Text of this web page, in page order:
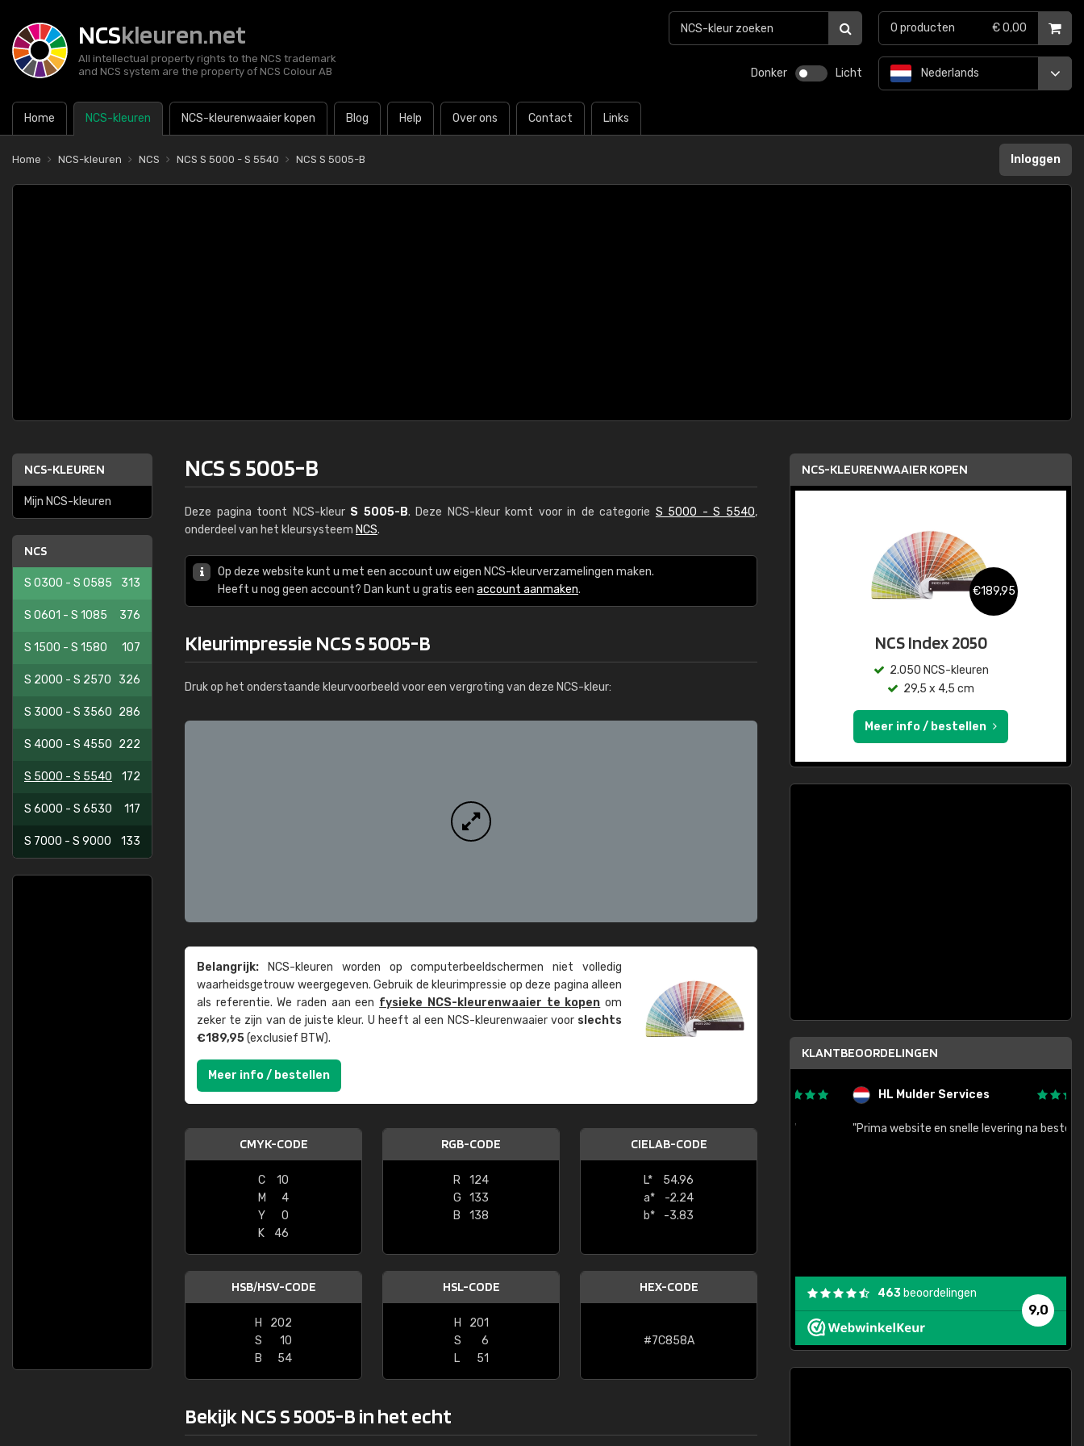
NCSkleuren.net
All intellectual property rights to the NCS trademark
and NCS system are the property of NCS Colour AB
Donker Licht
Home NCS-kleuren NCS-kleurenwaaier kopen Blog Help Over ons Contact Links
Nederlands
0 producten € 0,00
Home NCS-kleuren NCS NCS S 5000 - S 5540 NCS S 5005-B Inloggen
NCS-KLEUREN
Mijn NCS-kleuren
NCS
S 0300 - S 0585 313
S 0601 - S 1085 376
S 1500 - S 1580 107
S 2000 - S 2570 326
S 3000 - S 3560 286
S 4000 - S 4550 222
S 5000 - S 5540 172
S 6000 - S 6530 117
S 7000 - S 9000 133
NCS S 5005-B
Deze pagina toont NCS-kleur S 5005-B. Deze NCS-kleur komt voor in de categorie S 5000 - S 5540,
onderdeel van het kleursysteem NCS.
Op deze website kunt u met een account uw eigen NCS-kleurverzamelingen maken.
Heeft u nog geen account? Dan kunt u gratis een account aanmaken.
Kleurimpressie NCS S 5005-B
Druk op het onderstaande kleurvoorbeeld voor een vergroting van deze NCS-kleur:
Belangrijk: NCS-kleuren worden op computer­beeld­schermen niet volledig
waarheids­­getrouw weer­gegeven. Gebruik de kleur­impressie op deze pagina alleen
als referentie. We raden aan een fysieke NCS-kleuren­waaier te kopen om
zeker te zijn van de juiste kleur. U heeft al een NCS-kleuren­waaier voor slechts
€189,95(exclusief BTW).
Meer info / bestellen
CMYK-CODE
C
10
M
4
Y
0
K
46
RGB-CODE
R
124
G
133
B
138
CIELAB-CODE
L*
54.96
a*
-2.24
b*
-3.83
HSB/HSV-CODE
H
202
S
10
B
54
HSL-CODE
H
201
S
6
L
51
HEX-CODE
#7C858A
Bekijk NCS S 5005-B in het echt
NCS-KLEURENWAAIER KOPEN
€189,95
NCS Index 2050
2.050 NCS-kleuren
29,5 x 4,5 cm
Meer info / bestellen
KLANTBEOORDELINGEN
"Super snelle service en zeer betaalbaar!"
HL Mulder Services
"Prima website en snelle levering na bestelling"
9,0
463 beoordelingen